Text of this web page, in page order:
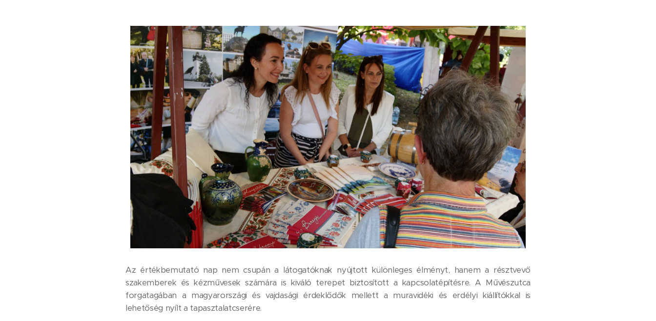
Az értékbemutató nap nem csupán a látogatóknak nyújtott különleges élményt, hanem a résztvevő
szakemberek és kézművesek számára is kiváló terepet biztosított a kapcsolatépítésre. A Művészutca
forgatagában a magyarországi és vajdasági érdeklődők mellett a muravidéki és erdélyi kiállítókkal is
lehetőség nyílt a tapasztalatcserére.